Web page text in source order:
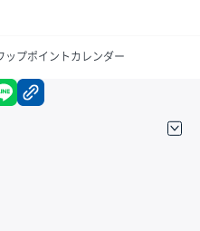
ップポイントカレンダー
facebook